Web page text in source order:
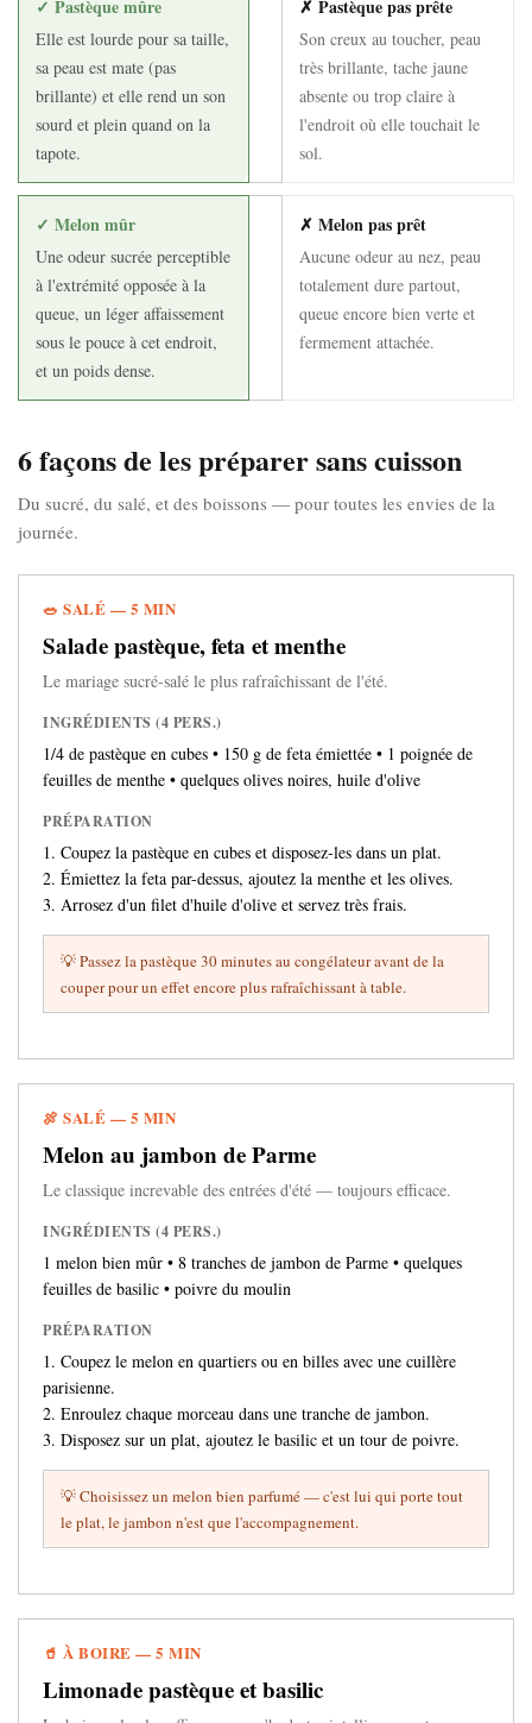
✓ Pastèque mûre
Elle est lourde pour sa taille,
sa peau est mate (pas
brillante) et elle rend un son
sourd et plein quand on la
tapote.
✗ Pastèque pas prête
Son creux au toucher, peau
très brillante, tache jaune
absente ou trop claire à
l'endroit où elle touchait le
sol.
✓ Melon mûr
Une odeur sucrée perceptible
à l'extrémité opposée à la
queue, un léger affaissement
sous le pouce à cet endroit,
et un poids dense.
✗ Melon pas prêt
Aucune odeur au nez, peau
totalement dure partout,
queue encore bien verte et
fermement attachée.
6 façons de les préparer sans cuisson
Du sucré, du salé, et des boissons — pour toutes les envies de la
journée.
🥗 SALÉ — 5 MIN
Salade pastèque, feta et menthe
Le mariage sucré-salé le plus rafraîchissant de l'été.
INGRÉDIENTS (4 PERS.)
1/4 de pastèque en cubes • 150 g de feta émiettée • 1 poignée de
feuilles de menthe • quelques olives noires, huile d'olive
PRÉPARATION
1. Coupez la pastèque en cubes et disposez-les dans un plat.
2. Émiettez la feta par-dessus, ajoutez la menthe et les olives.
3. Arrosez d'un filet d'huile d'olive et servez très frais.
💡 Passez la pastèque 30 minutes au congélateur avant de la
couper pour un effet encore plus rafraîchissant à table.
🍖 SALÉ — 5 MIN
Melon au jambon de Parme
Le classique increvable des entrées d'été — toujours efficace.
INGRÉDIENTS (4 PERS.)
1 melon bien mûr • 8 tranches de jambon de Parme • quelques
feuilles de basilic • poivre du moulin
PRÉPARATION
1. Coupez le melon en quartiers ou en billes avec une cuillère
parisienne.
2. Enroulez chaque morceau dans une tranche de jambon.
3. Disposez sur un plat, ajoutez le basilic et un tour de poivre.
💡 Choisissez un melon bien parfumé — c'est lui qui porte tout
le plat, le jambon n'est que l'accompagnement.
🥤 À BOIRE — 5 MIN
Limonade pastèque et basilic